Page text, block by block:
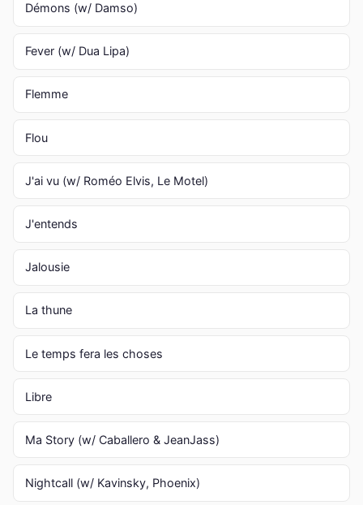
Démons (w/ Damso)
Fever (w/ Dua Lipa)
Flemme
Flou
J'ai vu (w/ Roméo Elvis, Le Motel)
J'entends
Jalousie
La thune
Le temps fera les choses
Libre
Ma Story (w/ Caballero & JeanJass)
Nightcall (w/ Kavinsky, Phoenix)